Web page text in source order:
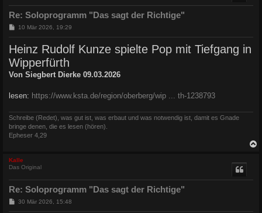
Re: Soloprogramm "Das sagt der Richtige"
B
t
a
g
10 Mär 2026, 19:29
Heinz Rudolf Kunze spielte Pop mit Tiefgang in
Wipperfürth
Von Siegbert Dierke 09.03.2026
lesen: https://www.ksta.de/region/oberberg/wip ... th-1238793
Schreibe (Redet), was gut ist, was erbaut und was notwendig ist, damit es Gnade
bringe denen, die es lesen (hören).
Epheser 4,29
Kalle
Das Original
Re: Soloprogramm "Das sagt der Richtige"
B30 Mär 2026, 15:48